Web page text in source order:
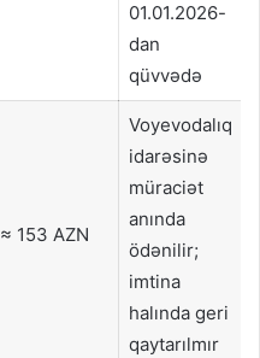
01.01.2026-
dan
qüvvədə
≈ 153 AZN
Voyevodalıq
idarəsinə
müraciət
anında
ödənilir;
imtina
halında geri
qaytarılmır